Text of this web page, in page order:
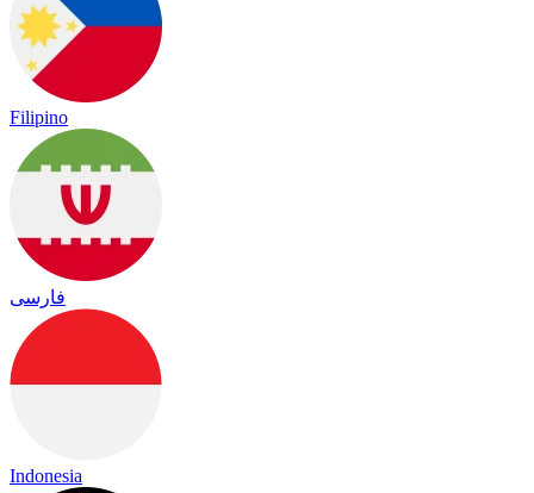
Filipino
فارسی
Indonesia